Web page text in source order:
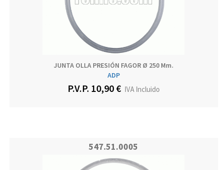
JUNTA OLLA PRESIÓN FAGOR Ø 250 Mm.
ADP
P.V.P. 10,90 €IVA Incluido
547.51.0005